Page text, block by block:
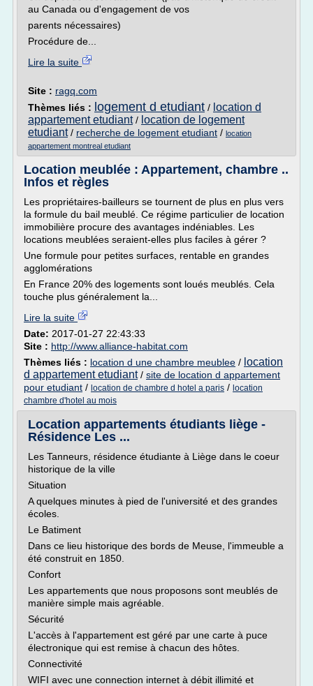
au Canada ou d'engagement de vos
parents nécessaires)
Procédure de...
Lire la suite
Site : ragq.com
Thèmes liés : logement d etudiant / location d
appartement etudiant/ location de logement
etudiant/ recherche de logement etudiant / location
appartement montreal etudiant
Location meublée : Appartement, chambre ..
Infos et règles
Les propriétaires-bailleurs se tournent de plus en plus vers
la formule du bail meublé. Ce régime particulier de location
immobilière procure des avantages indéniables. Les
locations meublées seraient-elles plus faciles à gérer ?
Une formule pour petites surfaces, rentable en grandes
agglomérations
En France 20% des logements sont loués meublés. Cela
touche plus généralement la...
Lire la suite
Date: 2017-01-27 22:43:33
Site : http://www.alliance-habitat.com
Thèmes liés : location d une chambre meublee / location
d appartement etudiant/ site de location d appartement
pour etudiant / location de chambre d hotel a paris / location
chambre d'hotel au mois
Location appartements étudiants liège -
Résidence Les ...
Les Tanneurs, résidence étudiante à Liège dans le coeur
historique de la ville
Situation
A quelques minutes à pied de l'université et des grandes
écoles.
Le Batiment
Dans ce lieu historique des bords de Meuse, l'immeuble a
été construit en 1850.
Confort
Les appartements que nous proposons sont meublés de
manière simple mais agréable.
Sécurité
L'accès à l'appartement est géré par une carte à puce
électronique qui est remise à chacun des hôtes.
Connectivité
WIFI avec une connection internet à débit illimité et